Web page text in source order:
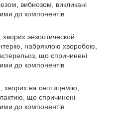
вибиозом, викликані
до компонентів
хворих энзоотической
набряклою хворобою,
що спричинені
до компонентів
хворих на септицемію,
що спричинені
до компонентів